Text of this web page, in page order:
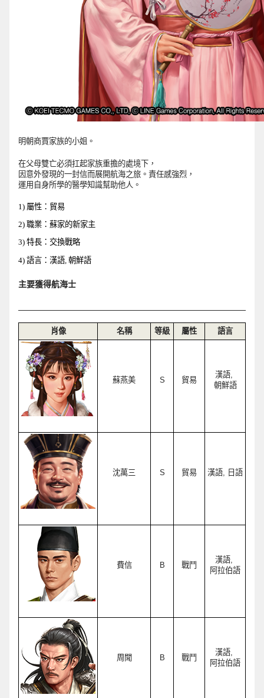
明朝商賈家族的小姐。
在父母雙亡必須扛起家族重擔的處境下，
因意外發現的一封信而展開航海之旅。責任感強烈，
運用自身所學的醫學知識幫助他人。
1) 屬性：貿易
2) 職業：蘇家的新家主
3) 特長：交換戰略
4) 語言：漢語, 朝鮮語
主要獲得航海士
肖像 名稱 等級 屬性 語言
蘇燕美 S 貿易
漢語,
朝鮮語
沈萬三 S 貿易 漢語, 日語
費信 B 戰鬥
漢語,
阿拉伯語
周聞 B 戰鬥
漢語,
阿拉伯語